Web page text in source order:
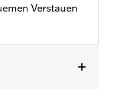
Verstauen